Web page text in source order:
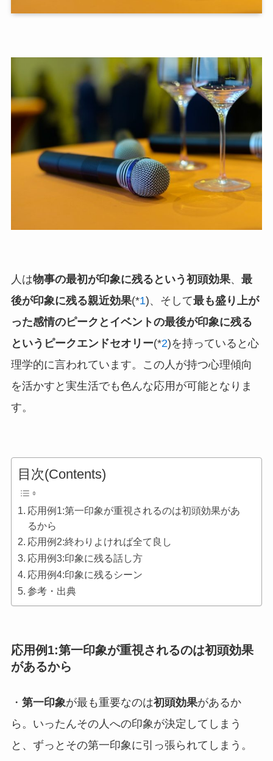
人は物事の最初が印象に残るという初頭効果、 最
後が印象に残る親近効果(*1)、そして最も盛り上が
った感情のピークとイベントの最後が印象に残る
というピークエンドセオリー(*2)を持っていると心
理学的に言われています。この人が持つ心理傾向
を活かすと実生活でも色んな応用が可能となりま
す。
目次(Contents)
応用例1:第一印象が重視されるのは初頭効果があ
るから
応用例2:終わりよければ全て良し
応用例3:印象に残る話し方
応用例4:印象に残るシーン
参考・出典
応用例1:第一印象が重視されるのは初頭効果
があるから
・ 第一印象が最も重要なのは初頭効果があるか
ら。いったんその人への印象が決定してしまう
と、ずっとその第一印象に引っ張られてしまう。